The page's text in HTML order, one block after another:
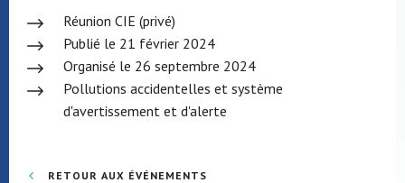
Réunion CIE (privé)
Publié le 21 février 2024
Organisé le 26 septembre 2024
Pollutions accidentelles et système
d'avertissement et d'alerte
RETOUR AUX ÉVÉNEMENTS